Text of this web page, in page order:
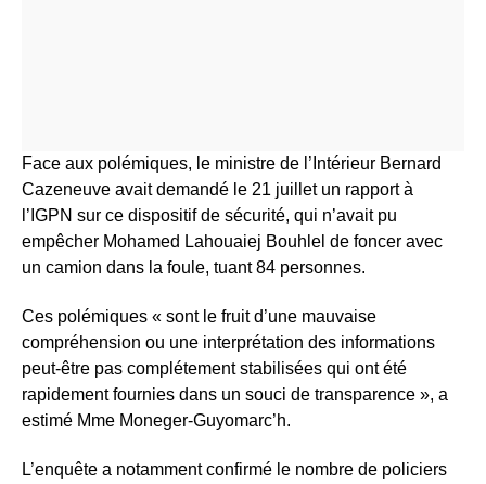
Face aux polémiques, le ministre de l’Intérieur Bernard
Cazeneuve avait demandé le 21 juillet un rapport à
l’IGPN sur ce dispositif de sécurité, qui n’avait pu
empêcher Mohamed Lahouaiej Bouhlel de foncer avec
un camion dans la foule, tuant 84 personnes.
Ces polémiques « sont le fruit d’une mauvaise
compréhension ou une interprétation des informations
peut-être pas complétement stabilisées qui ont été
rapidement fournies dans un souci de transparence », a
estimé Mme Moneger-Guyomarc’h.
L’enquête a notamment confirmé le nombre de policiers